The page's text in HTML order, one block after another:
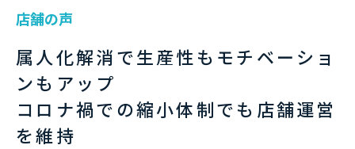
店舗の声
属人化解消で生産性もモチベーショ
ンもアップ
コロナ禍での縮小体制でも店舗運営
を維持